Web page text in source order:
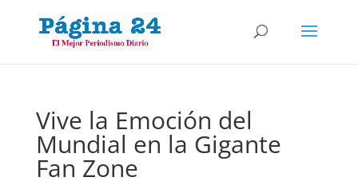
Vive la Emoción del
Mundial en la Gigante
Fan Zone